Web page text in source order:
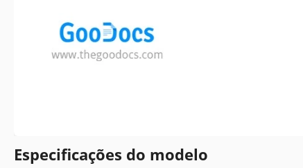
Especificações do modelo